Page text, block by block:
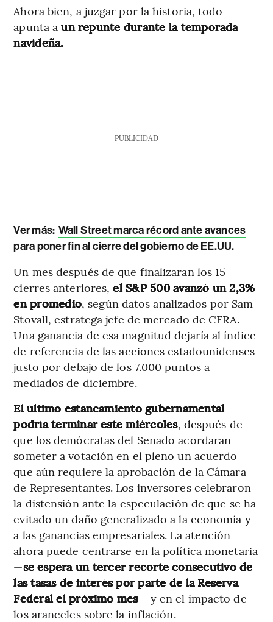
Ahora bien, a juzgar por la historia, todo
apunta aun repunte durante la temporada
navideña.
PUBLICIDAD
Ver más: Wall Street marca récord ante avances
para poner fin al cierre del gobierno de EE.UU.
Un mes después de que finalizaran los 15
cierres anteriores,el S&P 500 avanzó un 2,3%
en promedio, según datos analizados por Sam
Stovall, estratega jefe de mercado de CFRA.
Una ganancia de esa magnitud dejaría al índice
de referencia de las acciones estadounidenses
justo por debajo de los 7.000 puntos a
mediados de diciembre.
El último estancamiento gubernamental
podría terminar este miércoles, después de
que los demócratas del Senado acordaran
someter a votación en el pleno un acuerdo
que aún requiere la aprobación de la Cámara
de Representantes. Los inversores celebraron
la distensión ante la especulación de que se ha
evitado un daño generalizado a la economía y
a las ganancias empresariales. La atención
ahora puede centrarse en la política monetaria
—se espera un tercer recorte consecutivo de
las tasas de interés por parte de la Reserva
Federal el próximo mes— y en el impacto de
los aranceles sobre la inflación.